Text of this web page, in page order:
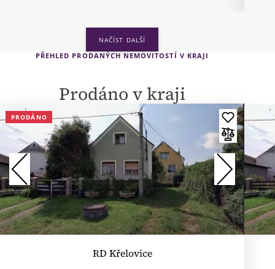
PŘEHLED PRODANÝCH NEMOVITOSTÍ V KRAJI
Prodáno v kraji
PRODÁNO
RD Křelovice